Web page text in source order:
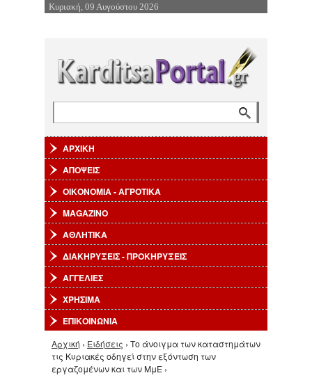
Επιστροφή στην Πλοήγηση
Κυριακή, 09 Αυγούστου 2026
ΑΡΧΙΚΗ
ΑΠΟΨΕΙΣ
ΟΙΚΟΝΟΜΙΑ - ΑΓΡΟΤΙΚΑ
MAGAZINO
ΑΘΛΗΤΙΚΑ
ΔΙΑΚΗΡΥΞΕΙΣ - ΠΡΟΚΗΡΥΞΕΙΣ
ΑΓΓΕΛΙΕΣ
ΧΡΗΣΙΜΑ
ΕΠΙΚΟΙΝΩΝΙΑ
Είστε εδώ
Αρχική › Ειδήσεις › Το άνοιγμα των καταστημάτων
τις Κυριακές οδηγεί στην εξόντωση των
εργαζομένων και των ΜμΕ ›